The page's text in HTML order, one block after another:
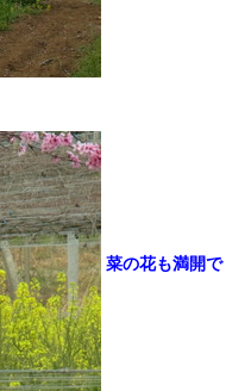
菜の花も満開で